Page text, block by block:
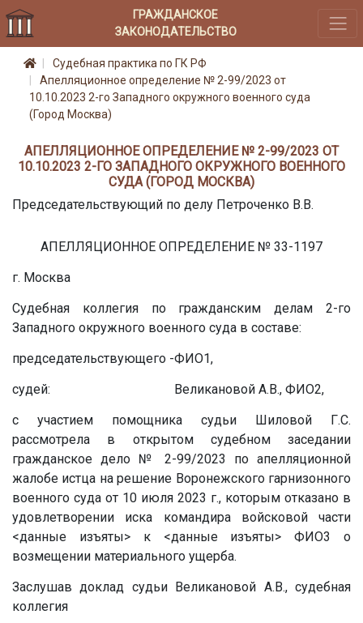
ГРАЖДАНСКОЕ
ЗАКОНОДАТЕЛЬСТВО
Судебная практика по ГК РФ
Апелляционное определение № 2-99/2023 от
10.10.2023 2-го Западного окружного военного суда
(Город Москва)
АПЕЛЛЯЦИОННОЕ ОПРЕДЕЛЕНИЕ № 2-99/2023 ОТ
10.10.2023 2-ГО ЗАПАДНОГО ОКРУЖНОГО ВОЕННОГО
СУДА (ГОРОД МОСКВА)
Председательствующий по делу Петроченко В.В.
АПЕЛЛЯЦИОННОЕ ОПРЕДЕЛЕНИЕ № 33-1197
г. Москва
Судебная коллегия по гражданским делам 2-го
Западного окружного военного суда в составе:
председательствующего -ФИО1,
судей:
Великановой А.В., ФИО2,
с участием помощника судьи Шиловой Г.С.
рассмотрела в открытом судебном заседании
гражданское дело № 2-99/2023 по апелляционной
жалобе истца на решение Воронежского гарнизонного
военного суда от 10 июля 2023 г., которым отказано в
удовлетворении иска командира войсковой части
<данные изъяты>к <данные изъяты> ФИО3 о
возмещении материального ущерба.
Заслушав доклад судьи Великановой А.В., судебная
коллегия